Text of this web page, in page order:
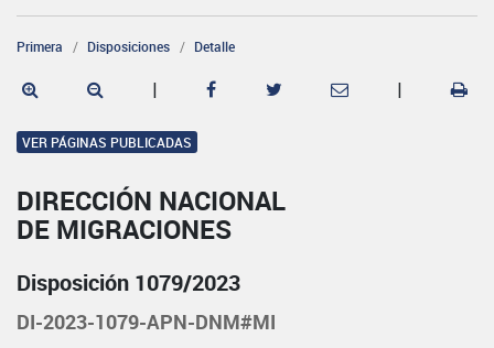
Primera Disposiciones Detalle
| |
VER PÁGINAS PUBLICADAS
DIRECCIÓN NACIONAL
DE MIGRACIONES
Disposición 1079/2023
DI-2023-1079-APN-DNM#MI